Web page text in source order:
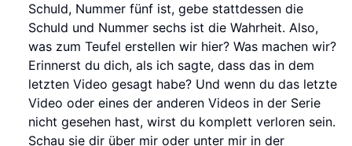
Schuld, Nummer fünf ist, gebe stattdessen die
Schuld und Nummer sechs ist die Wahrheit. Also,
was zum Teufel erstellen wir hier? Was machen wir?
Erinnerst du dich, als ich sagte, dass das in dem
letzten Video gesagt habe? Und wenn du das letzte
Video oder eines der anderen Videos in der Serie
nicht gesehen hast, wirst du komplett verloren sein.
Schau sie dir über mir oder unter mir in der